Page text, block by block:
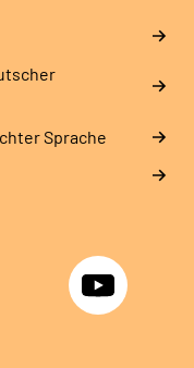
Sprache
YouTube